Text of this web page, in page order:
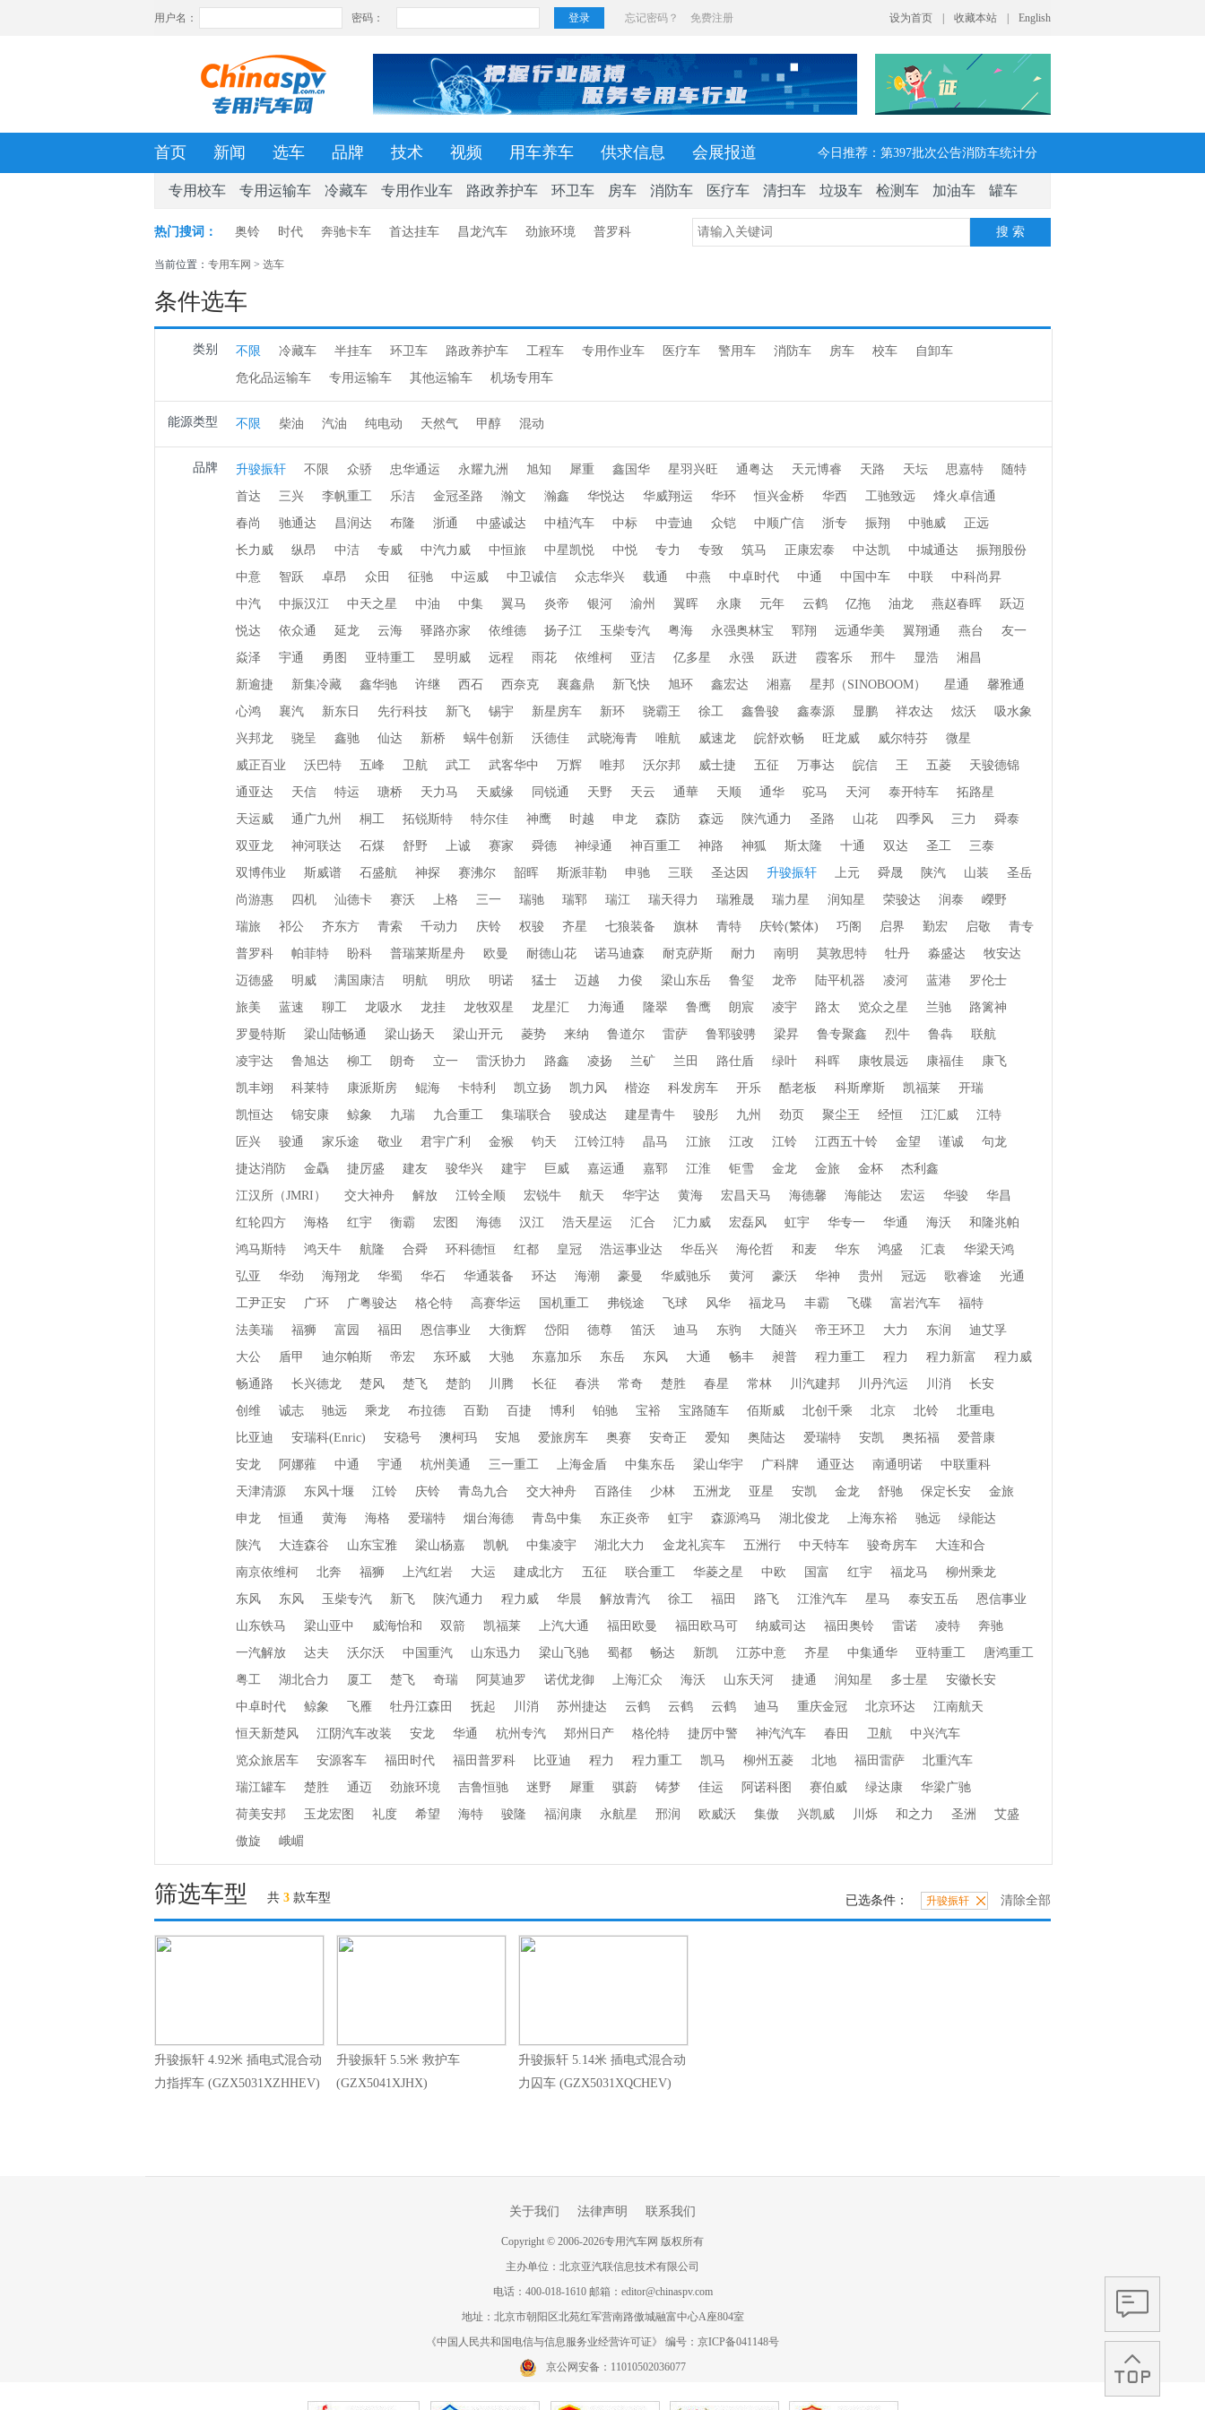
首页 新闻 选车 品牌 技术 视频 用车养车 供求信息 会展报道 今日推荐：第397批次公告消防车统计分
析：公示企业达21家11种车型，水罐、器
今日推荐：今年危险货物港口作业安全生
专用校车 专用运输车 冷藏车 专用作业车 路政养护车 环卫车 房车 消防车 医疗车 清扫车 垃圾车 检测车 加油车 罐车
热门搜词： 奥铃 时代 奔驰卡车 首达挂车 昌龙汽车 劲旅环境 普罗科 搜 索
当前位置： 专用车网 > 选车
条件选车
类别 不限 冷藏车 半挂车 环卫车 路政养护车 工程车 专用作业车 医疗车 警用车 消防车 房车 校车
自卸车
危化品运输车
专用运输车 其他运输车 机场专用车
能源类型 不限 柴油 汽油 纯电动 天然气 甲醇 混动
品牌 升骏振轩 不限 众骄 忠华通运 永耀九洲 旭知 犀重 鑫国华 星羽兴旺 通粤达 天元博睿 天路 天坛 思嘉特
随特
首达
三兴 李帆重工 乐洁 金冠圣路 瀚文 瀚鑫 华悦达 华威翔运 华环 恒兴金桥 华西 工驰致远
烽火卓信通
春尚
驰通达 昌润达 布隆 浙通 中盛诚达 中植汽车 中标 中壹迪 众铠 中顺广信 浙专 振翔 中驰威
正远
长力威
纵昂 中洁 专威 中汽力威 中恒旅 中星凯悦 中悦 专力 专致 筑马 正康宏泰 中达凯 中城通达
振翔股份
中意
智跃 卓昂 众田 征驰 中运威 中卫诚信 众志华兴 载通 中燕 中卓时代 中通 中国中车 中联
中科尚昇
中汽
中振汉江 中天之星 中油 中集 翼马 炎帝 银河 渝州 翼晖 永康 元年 云鹤 亿拖 油龙 燕赵春晖
跃迈
悦达
依众通 延龙 云海 驿路亦家 依维德 扬子江 玉柴专汽 粤海 永强奥林宝 郓翔 远通华美 翼翔通 燕台
友一
焱泽
宇通 勇图 亚特重工 昱明威 远程 雨花 依维柯 亚洁 亿多星 永强 跃进 霞客乐 邢牛 显浩
湘昌
新逾捷
新集冷藏 鑫华驰 许继 西石 西奈克 襄鑫鼎 新飞快 旭环 鑫宏达 湘嘉 星邦（SINOBOOM） 星通
馨雅通
心鸿
襄汽 新东日 先行科技 新飞 锡宇 新星房车 新环 骁霸王 徐工 鑫鲁骏 鑫泰源 显鹏 祥农达 炫沃
吸水象
兴邦龙
骁呈 鑫驰 仙达 新桥 蜗牛创新 沃德佳 武晓海青 唯航 威速龙 皖舒欢畅 旺龙威 威尔特芬
微星
威正百业
沃巴特 五峰 卫航 武工 武客华中 万辉 唯邦 沃尔邦 威士捷 五征 万事达 皖信 王 五菱
天骏德锦
通亚达
天信 特运 瑭桥 天力马 天威缘 同锐通 天野 天云 通華 天顺 通华 驼马 天河 泰开特车
拓路星
天运威
通广九州 桐工 拓锐斯特 特尔佳 神鹰 时越 申龙 森防 森远 陕汽通力 圣路 山花 四季风 三力
舜泰
双亚龙
神河联达 石煤 舒野 上诚 赛家 舜德 神绿通 神百重工 神路 神狐 斯太隆 十通 双达 圣工
三泰
双博伟业
斯威谱 石盛航 神探 赛沸尔 韶晖 斯派菲勒 申驰 三联 圣达因 升骏振轩 上元 舜晟 陕汽 山装
圣岳
尚游惠
四机 汕德卡 赛沃 上格 三一 瑞驰 瑞郓 瑞江 瑞天得力 瑞雅晟 瑞力星 润知星 荣骏达 润泰
嶸野
瑞旅
祁公 齐东方 青索 千动力 庆铃 权骏 齐星 七狼装备 旗林 青特 庆铃(繁体) 巧阁 启界 勤宏 启敬
青专
普罗科
帕菲特 盼科 普瑞莱斯星舟 欧曼 耐德山花 诺马迪森 耐克萨斯 耐力 南明 莫敦思特 牡丹 淼盛达
牧安达
迈德盛
明威 满国康洁 明航 明欣 明诺 猛士 迈越 力俊 梁山东岳 鲁玺 龙帝 陆平机器 凌河 蓝港
罗伦士
旅美
蓝速 聊工 龙吸水 龙挂 龙牧双星 龙星汇 力海通 隆翠 鲁鹰 朗宸 凌宇 路太 览众之星 兰驰
路篱神
罗曼特斯
梁山陆畅通 梁山扬天 梁山开元 菱势 来纳 鲁道尔 雷萨 鲁郓骏骋 梁昇 鲁专聚鑫 烈牛 鲁犇
联航
凌宇达
鲁旭达 柳工 朗奇 立一 雷沃协力 路鑫 凌扬 兰矿 兰田 路仕盾 绿叶 科晖 康牧晨远 康福佳
康飞
凯丰翊
科莱特 康派斯房 鲲海 卡特利 凯立扬 凯力风 楷迩 科发房车 开乐 酷老板 科斯摩斯 凯福莱
开瑞
凯恒达
锦安康 鲸象 九瑞 九合重工 集瑞联合 骏成达 建星青牛 骏彤 九州 劲页 聚尘王 经恒 江汇威
江特
匠兴
骏通 家乐途 敬业 君宇广利 金猴 钧天 江铃江特 晶马 江旅 江改 江铃 江西五十铃 金望 谨诚
句龙
捷达消防
金驫 捷厉盛 建友 骏华兴 建宇 巨威 嘉运通 嘉郓 江淮 钜雪 金龙 金旅 金杯
杰利鑫
江汉所（JMRI）
交大神舟 解放 江铃全顺 宏锐牛 航天 华宇达 黄海 宏昌天马 海德馨 海能达 宏运 华骏
华昌
红轮四方
海格 红宇 衡霸 宏图 海德 汉江 浩天星运 汇合 汇力威 宏磊风 虹宇 华专一 华通 海沃
和隆兆帕
鸿马斯特
鸿天牛 航隆 合舜 环科德恒 红都 皇冠 浩运事业达 华岳兴 海伦哲 和麦 华东 鸿盛 汇袁
华梁天鸿
弘亚
华劲 海翔龙 华蜀 华石 华通装备 环达 海潮 豪曼 华威驰乐 黄河 豪沃 华神 贵州 冠远 歌睿途
光通
工尹正安
广环 广粤骏达 格仑特 高赛华运 国机重工 弗锐途 飞球 风华 福龙马 丰霸 飞碟 富岩汽车
福特
法美瑞
福狮 富园 福田 恩信事业 大衡辉 岱阳 德尊 笛沃 迪马 东驹 大随兴 帝王环卫 大力 东润
迪艾孚
大公
盾甲 迪尔帕斯 帝宏 东环威 大驰 东嘉加乐 东岳 东风 大通 畅丰 昶普 程力重工 程力 程力新富
程力威
畅通路
长兴德龙 楚风 楚飞 楚韵 川腾 长征 春洪 常奇 楚胜 春星 常林 川汽建邦 川丹汽运 川消
长安
创维
诚志 驰远 乘龙 布拉德 百勤 百捷 博利 铂驰 宝裕 宝路随车 佰斯威 北创千乘 北京 北铃
北重电
比亚迪
安瑞科(Enric) 安稳号 澳柯玛 安旭 爱旅房车 奥赛 安奇正 爱知 奥陆达 爱瑞特 安凯 奥拓福
爱普康
安龙
阿娜蕥 中通 宇通 杭州美通 三一重工 上海金盾 中集东岳 梁山华宇 广科牌 通亚达 南通明诺
中联重科
天津清源
东风十堰 江铃 庆铃 青岛九合 交大神舟 百路佳 少林 五洲龙 亚星 安凯 金龙 舒驰 保定长安
金旅
申龙
恒通 黄海 海格 爱瑞特 烟台海德 青岛中集 东正炎帝 虹宇 森源鸿马 湖北俊龙 上海东裕 驰远
绿能达
陕汽
大连森谷 山东宝雅 梁山杨嘉 凯帆 中集凌宇 湖北大力 金龙礼宾车 五洲行 中天特车 骏奇房车
大连和合
南京依维柯
北奔 福狮 上汽红岩 大运 建成北方 五征 联合重工 华菱之星 中欧 国富 红宇 福龙马
柳州乘龙
东风
东风 玉柴专汽 新飞 陕汽通力 程力威 华晨 解放青汽 徐工 福田 路飞 江淮汽车 星马 泰安五岳
恩信事业
山东铁马
梁山亚中 威海怡和 双箭 凯福莱 上汽大通 福田欧曼 福田欧马可 纳威司达 福田奥铃 雷诺 凌特
奔驰
一汽解放
达夫 沃尔沃 中国重汽 山东迅力 梁山飞驰 蜀都 畅达 新凯 江苏中意 齐星 中集通华 亚特重工
唐鸿重工
粤工
湖北合力 厦工 楚飞 奇瑞 阿莫迪罗 诺优龙御 上海汇众 海沃 山东天河 捷通 润知星 多士星
安徽长安
中卓时代
鲸象 飞雁 牡丹江森田 抚起 川消 苏州捷达 云鹤 云鹤 云鹤 迪马 重庆金冠 北京环达
江南航天
恒天新楚风
江阴汽车改装 安龙 华通 杭州专汽 郑州日产 格伦特 捷厉中警 神汽汽车 春田 卫航
中兴汽车
览众旅居车
安源客车 福田时代 福田普罗科 比亚迪 程力 程力重工 凯马 柳州五菱 北地 福田雷萨
北重汽车
瑞江罐车
楚胜 通迈 劲旅环境 吉鲁恒驰 迷野 犀重 骐蔚 铸梦 佳运 阿诺科图 赛伯威 绿达康
华梁广驰
荷美安邦
玉龙宏图 礼度 希望 海特 骏隆 福润康 永航星 邢润 欧威沃 集傲 兴凯威 川烁 和之力 圣洲
艾盛
傲旋
峨嵋
筛选车型 共 3 款车型 已选条件： 升骏振轩 清除全部
升骏振轩 4.92米 插电式混合动
力指挥车 (GZX5031XZHHEV)
升骏振轩 5.5米 救护车
(GZX5041XJHX)
升骏振轩 5.14米 插电式混合动
力囚车 (GZX5031XQCHEV)
关于我们 法律声明 联系我们
Copyright © 2006-2026专用汽车网 版权所有
主办单位：北京亚汽联信息技术有限公司
电话：400-018-1610 邮箱：editor@chinaspv.com
地址：北京市朝阳区北苑红军营南路傲城融富中心A座804室
《中国人民共和国电信与信息服务业经营许可证》 编号：京ICP备041148号
京公网安备：11010502036077